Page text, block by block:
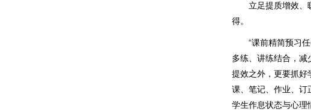
立足提质增效、暖
得。
“课前精简预习任
多练、讲练结合，减
提效之外，更要抓好
课、笔记、作业、订
学生作息状态与心理